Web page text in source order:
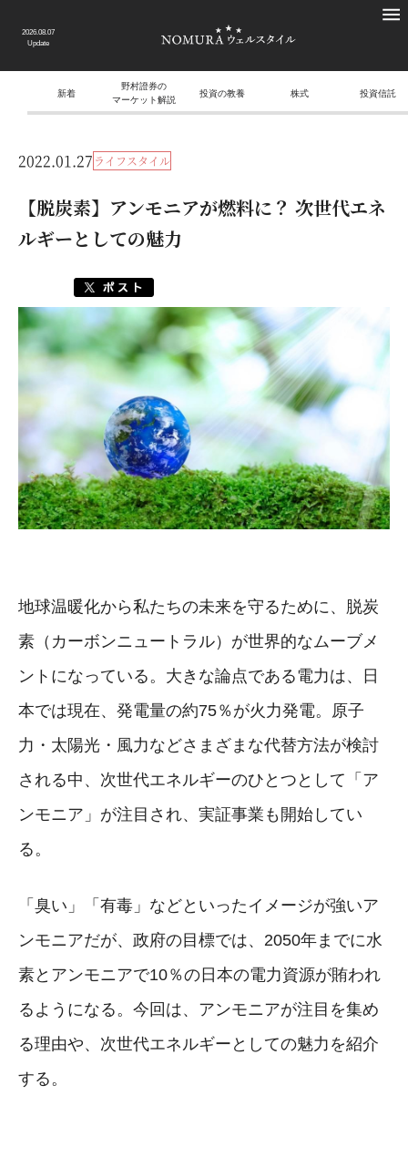
2026.08.07
Update
新着
野村證券の
マーケット解説
投資の教養 株式 投資信託
2022.01.27 ライフスタイル
【脱炭素】アンモニアが燃料に？ 次世代エネ
ルギーとしての魅力
地球温暖化から私たちの未来を守るために、脱炭
素（カーボンニュートラル）が世界的なムーブメ
ントになっている。大きな論点である電力は、日
本では現在、発電量の約75％が火力発電。原子
力・太陽光・風力などさまざまな代替方法が検討
される中、次世代エネルギーのひとつとして「ア
ンモニア」が注目され、実証事業も開始してい
る。
「臭い」「有毒」などといったイメージが強いア
ンモニアだが、政府の目標では、2050年までに水
素とアンモニアで10％の日本の電力資源が賄われ
るようになる。今回は、アンモニアが注目を集め
る理由や、次世代エネルギーとしての魅力を紹介
する。